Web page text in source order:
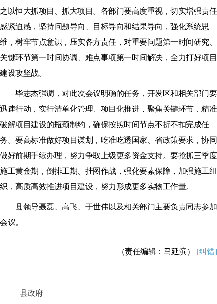
之以恒大抓项目、抓大项目。各部门要高度重视，切实增强责任
感紧迫感，坚持问题导向、目标导向和结果导向，强化系统思
维，树牢节点意识，压实各方责任，对重要问题第一时间研究、
关键环节第一时间协调、难点事项第一时间解决，全力打好项目
建设攻坚战。
毕志杰强调，对此次会议明确的任务，开发区和相关部门要
迅速行动，实行清单化管理、项目化推进，聚焦关键环节，精准
破解项目建设的瓶颈制约，确保按照时间节点不折不扣完成任
务。要高标准做好项目谋划，吃准吃透国家、省政策要求，协同
做好前期手续办理，努力争取上级更多资金支持。要抢抓三季度
施工黄金期，倒排工期、挂图作战，强化要素保障，加强施工组
织，高质高效推进项目建设，努力形成更多实物工作量。
县领导聂磊、高飞、于世伟以及相关部门主要负责同志参加
会议。
（责任编辑：马延滨） [纠错]
县政府